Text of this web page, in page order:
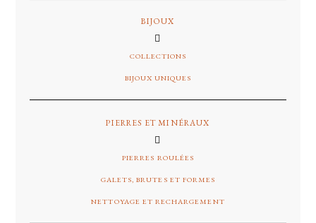
BIJOUX
COLLECTIONS
BIJOUX UNIQUES
PIERRES ET MINÉRAUX
PIERRES ROULÉES
GALETS, BRUTES ET FORMES
NETTOYAGE ET RECHARGEMENT